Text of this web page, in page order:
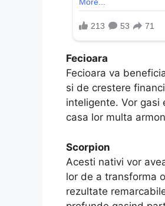
Fecioara
Fecioara va
si de crestere
inteligente. Vor gasi
casa lor multa
Scorpion
Acesti nativi vor
lor de a transforma
rezultate